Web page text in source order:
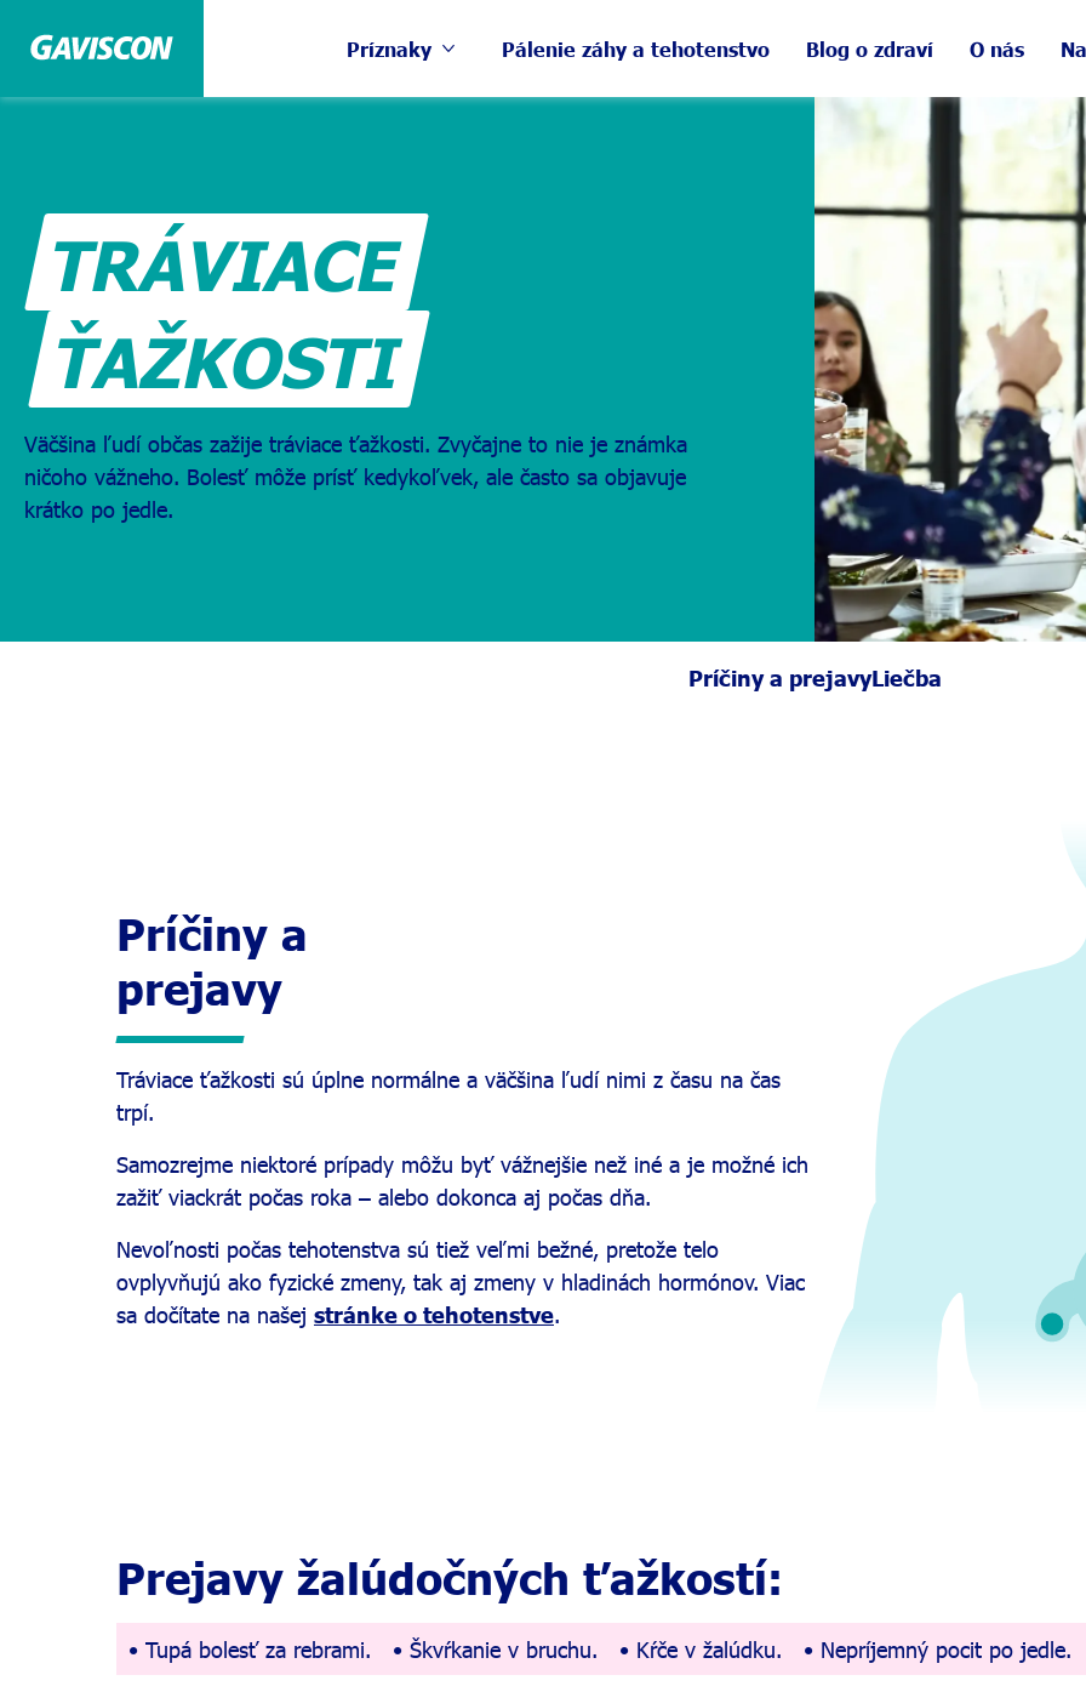
Príznaky Pálenie záhy a tehotenstvo Blog o zdraví O nás
TRÁVIACE
ŤAŽKOSTI
Väčšina ľudí občas zažije tráviace ťažkosti. Zvyčajne to nie je známka
ničoho vážneho. Bolesť môže prísť kedykoľvek, ale často sa objavuje
krátko po jedle.
Príčiny a prejavyLiečba
Príčiny a
prejavy
Tráviace ťažkosti sú úplne normálne a väčšina ľudí nimi z času na čas
trpí.
Samozrejme niektoré prípady môžu byť vážnejšie než iné a je možné ich
zažiť viackrát počas roka – alebo dokonca aj počas dňa.
Nevoľnosti počas tehotenstva sú tiež veľmi bežné, pretože telo
ovplyvňujú ako fyzické zmeny, tak aj zmeny v hladinách hormónov. Viac
sa dočítate na našej stránke o tehotenstve.
Prejavy žalúdočných ťažkostí:
Tupá bolesť za rebrami. Škvŕkanie v bruchu. Kŕče v žalúdku. Nepríjemný pocit po jedle.